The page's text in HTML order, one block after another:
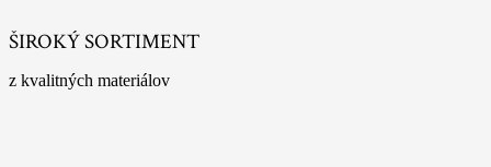
ŠIROKÝ SORTIMENT
z kvalitných materiálov